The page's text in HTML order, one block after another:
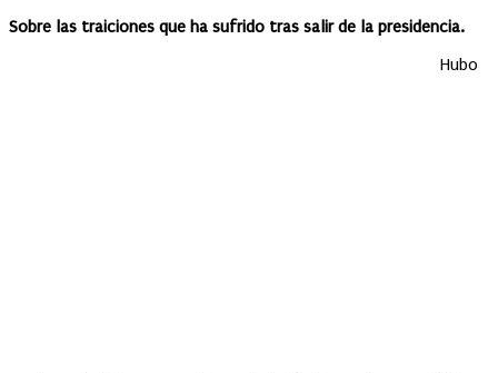
Sobre las traiciones que ha sufrido tras salir de la presidencia.
Hubo